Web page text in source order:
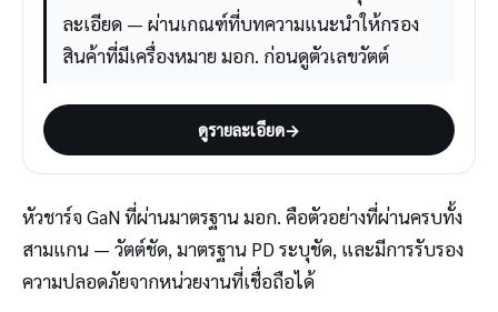
ละเอียด — ผ่านเกณฑ์ที่บทความแนะนำให้กรอง
สินค้าที่มีเครื่องหมาย มอก. ก่อนดูตัวเลขวัตต์
ดูรายละเอียด→
หัวชาร์จ GaN ที่ผ่านมาตรฐาน มอก. คือตัวอย่างที่ผ่านครบทั้ง
สามแกน — วัตต์ชัด, มาตรฐาน PD ระบุชัด, และมีการรับรอง
ความปลอดภัยจากหน่วยงานที่เชื่อถือได้